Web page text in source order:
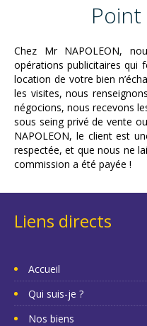
Chez Mr NAPOLEON,
opérations publicitaires qui
location de votre bien
les visites, nous
négocions, nous recevons
sous seing privé de vente
NAPOLEON, le client est
respectée, et que nous ne
commission a été payée !
Liens directs
Accueil
Qui suis-je ?
Nos biens